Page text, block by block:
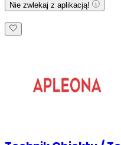
Nie zwlekaj z aplikacją!